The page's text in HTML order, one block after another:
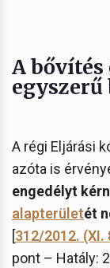
A bővítés
egyszerű
A régi Eljárási
azóta is
engedélyt
alapterületét
[312/2012. (XI.
pont – Hatály: